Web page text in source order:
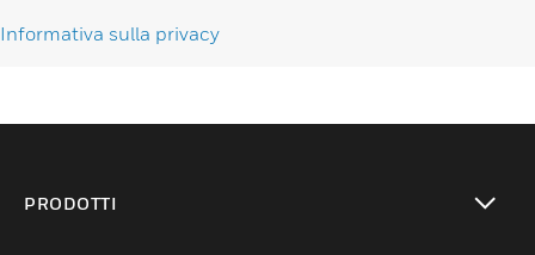
Informativa sulla privacy
PRODOTTI